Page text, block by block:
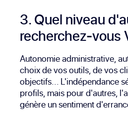
3. Quel niveau
recherchez-vous
Autonomie administrative,
choix de vos outils, de vos
objectifs... L'indépendance
profils, mais pour d'autres,
génère un sentiment